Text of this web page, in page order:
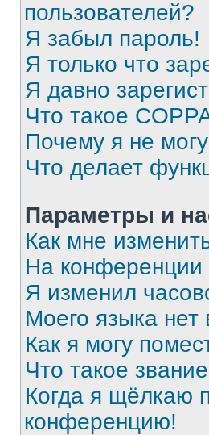
пользователей?
Я забыл пароль!
Я только что
Я давно
Что такое
Почему я не
Что делает
Параметры и
Как мне
На конференции
Я изменил
Моего языка нет
Как я могу
Что такое
Когда я щёлкаю
конференцию!